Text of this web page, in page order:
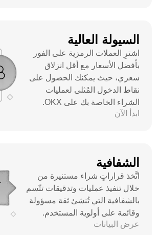
السيولة العالية
اشترِ العملات الرمزية على الفور
بأفضل الأسعار مع أقل انزلاق
سعري، حيث يمكنك الحصول على
نقاط الدخول المُثلى لعمليات
الشراء الخاصة بك على OKX.
ابدأ الآن
الشفافية
اتَّخذ قراراتٍ شراء مستنيرة من
خلال تنفيذ عمليات وتدقيقات تتّسم
بالشفافية التي تُنشئ ثقة مسؤولة
وقائمة على أولوية المستخدم.
عرض البيانات